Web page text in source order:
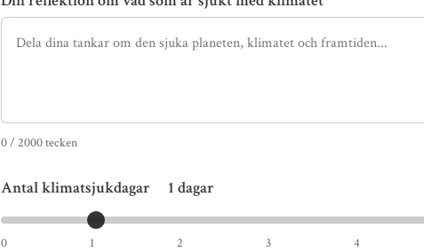
0/ 2000 tecken
Antal klimatsjukdagar 1 dagar
0 1 2 3 4